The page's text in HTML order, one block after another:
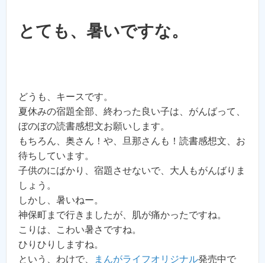
とても、暑いですな。
どうも、キースです。
夏休みの宿題全部、終わった良い子は、がんばって、
ぼのぼの読書感想文お願いします。
もちろん、奥さん！や、旦那さんも！読書感想文、お
待ちしています。
子供のにばかり、宿題させないで、大人もがんばりま
しょう。
しかし、暑いねー。
神保町まで行きましたが、肌が痛かったですね。
こりは、こわい暑さですね。
ひりひりしますね。
という、わけで、
まんがライフオリジナル発売中で